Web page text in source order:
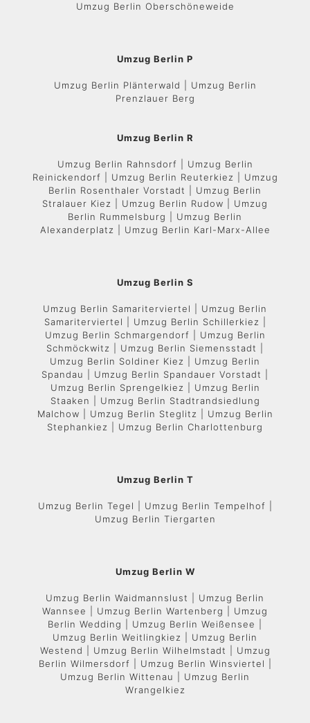
Umzug Berlin Oberschöneweide
Umzug Berlin P
Umzug Berlin Plänterwald | Umzug Berlin
Prenzlauer Berg
Umzug Berlin R
Umzug Berlin Rahnsdorf | Umzug Berlin
Reinickendorf | Umzug Berlin Reuterkiez | Umzug
Berlin Rosenthaler Vorstadt | Umzug Berlin
Stralauer Kiez | Umzug Berlin Rudow | Umzug
Berlin Rummelsburg | Umzug Berlin
Alexanderplatz | Umzug Berlin Karl-Marx-Allee
Umzug Berlin S
Umzug Berlin Samariterviertel | Umzug Berlin
Samariterviertel | Umzug Berlin Schillerkiez |
Umzug Berlin Schmargendorf | Umzug Berlin
Schmöckwitz | Umzug Berlin Siemensstadt |
Umzug Berlin Soldiner Kiez | Umzug Berlin
Spandau | Umzug Berlin Spandauer Vorstadt |
Umzug Berlin Sprengelkiez | Umzug Berlin
Staaken | Umzug Berlin Stadtrandsiedlung
Malchow | Umzug Berlin Steglitz | Umzug Berlin
Stephankiez | Umzug Berlin Charlottenburg
Umzug Berlin T
Umzug Berlin Tegel | Umzug Berlin Tempelhof |
Umzug Berlin Tiergarten
Umzug Berlin W
Umzug Berlin Waidmannslust | Umzug Berlin
Wannsee | Umzug Berlin Wartenberg | Umzug
Berlin Wedding | Umzug Berlin Weißensee |
Umzug Berlin Weitlingkiez | Umzug Berlin
Westend | Umzug Berlin Wilhelmstadt | Umzug
Berlin Wilmersdorf | Umzug Berlin Winsviertel |
Umzug Berlin Wittenau | Umzug Berlin
Wrangelkiez